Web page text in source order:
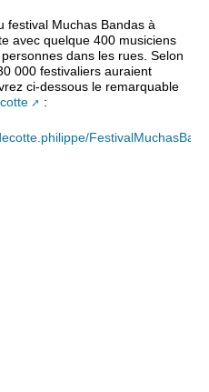
festival Muchas Bandas à
avec quelque 400 musiciens
dans les rues. Selon
000 festivaliers auraient
ci-dessous le remarquable
: